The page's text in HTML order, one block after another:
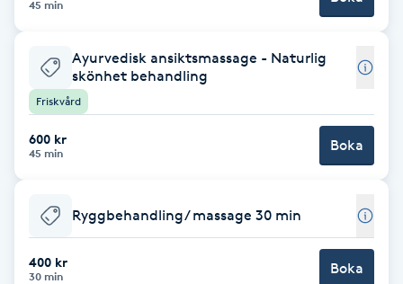
BIAB
Blowout
Bottenfärg
Brynformning
Brynfärgning
45 min
Ayurvedisk ansiktsmassage - Naturlig
skönhet behandling
Friskvård
600 kr
45 min Boka
Ryggbehandling/ massage 30 min
400 kr
30 min Boka